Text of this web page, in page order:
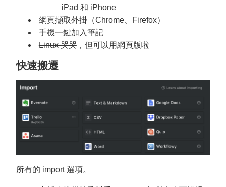
iPad 和 iPhone
網頁擷取外掛（Chrome、Firefox）
手機一鍵加入筆記
Linux 哭哭，但可以用網頁版啦
快速搬遷
所有的 import 選項。